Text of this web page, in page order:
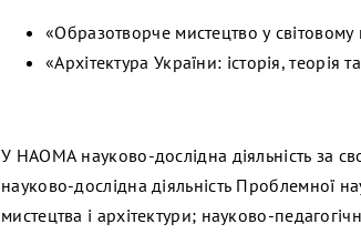
«Образотворче мистецтво у світовому
«Архітектура України: історія, теорія
У НАОМА науково-дослідна діяльність за
науково-дослідна діяльність Проблемної
мистецтва і архітектури; науково-